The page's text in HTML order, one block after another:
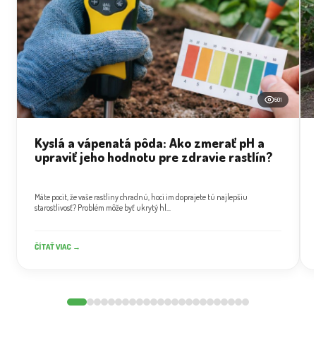
501
Kyslá a vápenatá pôda: Ako zmerať pH a
upraviť jeho hodnotu pre zdravie rastlín?
Máte pocit, že vaše rastliny chradnú, hoci im doprajete tú najlepšiu
starostlivosť? Problém môže byť ukrytý hl...
ČÍTAŤ VIAC →